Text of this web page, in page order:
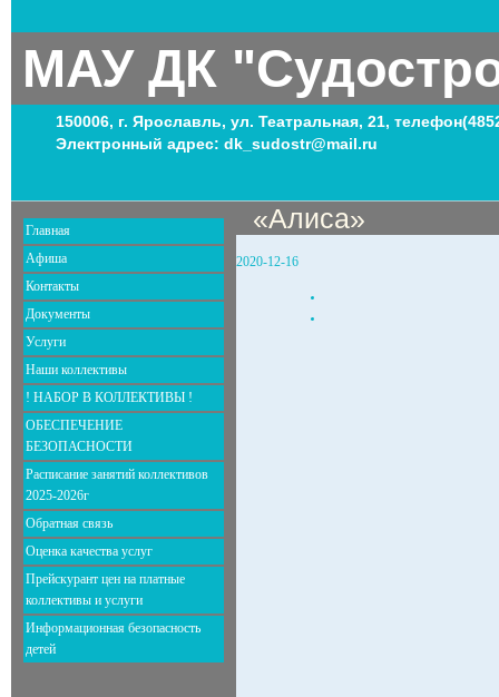
МАУ ДК
150006, г. Ярославль, ул. Театральная, 21,
Электронный адрес: dk_sudostr@mail.ru
Главная
Афиша
Контакты
Документы
Услуги
Наши коллективы
! НАБОР В КОЛЛЕКТИВЫ !
ОБЕСПЕЧЕНИЕ
БЕЗОПАСНОСТИ
Расписание занятий коллективов
2025-2026г
Обратная связь
Оценка качества услуг
Прейскурант цен на платные
коллективы и услуги
Информационная безопасность
детей
«Алиса»
2020-12-16